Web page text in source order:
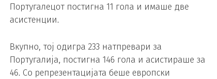
Португалецот постигна 11 гола и имаше две
асистенции.
Вкупно, тој одигра 233 натпревари за
Португалија, постигна 146 гола и асистираше за
46. Со репрезентацијата беше европски